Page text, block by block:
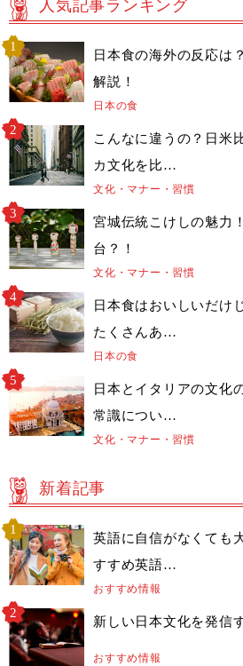
人気記事ランキング
日本食の海外の反応は
解説！
日本の食
こんなに違うの？日米
カ文化を比…
文化・マナー・習慣
宮城伝統こけしの魅力
台？！
文化・マナー・習慣
日本食はおいしいだけ
たくさんあ…
日本の食
日本とイタリアの文化
常識につい…
文化・マナー・習慣
新着記事
英語に自信がなくても
すすめ英語…
おすすめ情報
新しい日本文化を発信
おすすめ情報